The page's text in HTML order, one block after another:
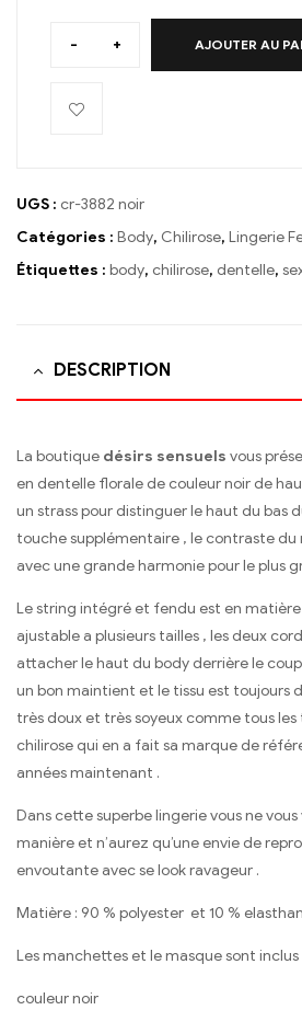
- + AJOUTER AU
UGS : cr-3882 noir
Catégories : Body, Chilirose, Lingerie
Étiquettes : body, chilirose, dentelle,
DESCRIPTION
La boutique désirs sensuels vous
en dentelle florale de couleur noir de
un strass pour distinguer le haut du bas
touche supplémentaire , le contraste du
avec une grande harmonie pour le plus
Le string intégré et fendu est en
ajustable a plusieurs tailles , les deux
attacher le haut du body derrière le
un bon maintient et le tissu est toujours
très doux et très soyeux comme tous les
chilirose qui en a fait sa marque de
années maintenant .
Dans cette superbe lingerie vous ne
manière et n’aurez qu’une envie de
envoutante avec se look ravageur .
Matière : 90 % polyester et 10 %
Les manchettes et le masque sont inclus
couleur noir